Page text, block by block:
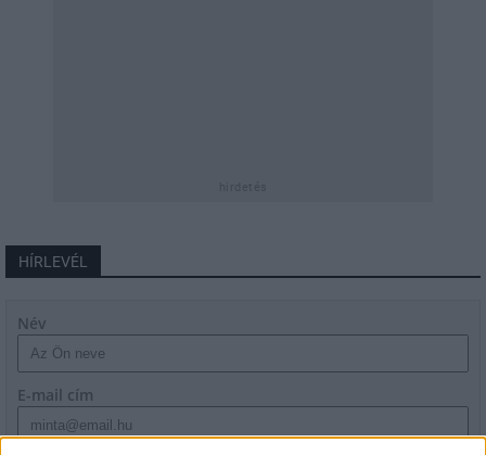
HÍRLEVÉL
Név
E-mail cím